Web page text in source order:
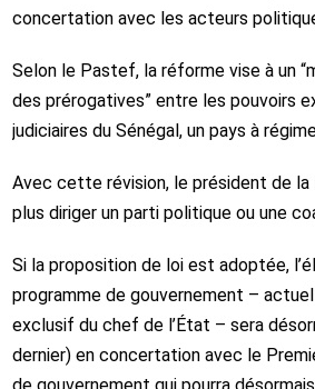
concertation avec les acteurs
Selon le Pastef, la réforme vise à un
des prérogatives” entre les pouvoirs
judiciaires du Sénégal, un pays à
Avec cette révision, le président de la
plus diriger un parti politique ou une
Si la proposition de loi est adoptée,
programme de gouvernement –
exclusif du chef de l’État – sera
dernier) en concertation avec le